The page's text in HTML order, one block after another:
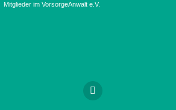
Mitglieder im VorsorgeAnwalt e.V.